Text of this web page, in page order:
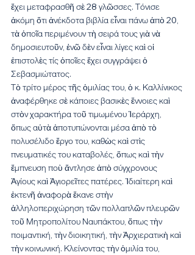
ἔχει μεταφρασθῆ σὲ 28 γλῶσσες. Τόνισε
ἀκόμη ὅτι ἀνέκδοτα βιβλία εἶναι πάνω ἀπὸ 20,
τὰ ὁποῖα περιμένουν τὴ σειρά τους γιὰ νὰ
δημοσιευτοῦν, ἐνῶ δὲν εἶναι λίγες καὶ οἱ
ἐπιστολὲς τίς ὁποῖες ἔχει συγγράψει ὁ
Σεβασμιώτατος.
Τὸ τρίτο μέρος τῆς ὁμιλίας του, ὁ κ. Καλλίνικος
ἀναφέρθηκε σὲ κάποιες βασικὲς ἔννοιες καὶ
στὸν χαρακτήρα τοῦ τιμωμένου Ἱεράρχη,
ὅπως αὐτὰ ἀποτυπώνονται μέσα ἀπὸ τὸ
πολυσέλιδο ἔργο του, καθὼς καὶ στὶς
πνευματικές του καταβολές, ὅπως καὶ τὴν
ἔμπνευση ποὺ ἄντλησε ἀπὸ σύγχρονους
Ἁγίους καὶ Ἁγιορεῖτες πατέρες. Ἰδιαίτερη καὶ
ἐκτενῆ ἀναφορὰ ἔκανε στὴν
ἀλληλοπεριχώρηση τῶν πολλαπλῶν πλευρῶν
τοῦ Μητροπολίτου Ναυπάκτου, ὅπως τὴν
ποιμαντική, τὴν διοικητική, τὴν Ἀρχιερατικὴ καὶ
τὴν κοινωνική. Κλείνοντας τὴν ὁμιλία του,